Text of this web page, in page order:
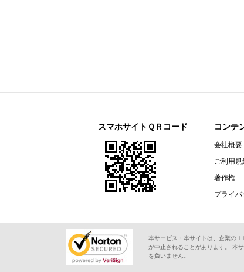
スマホサイトＱＲコード コンテ
会社概要
ご利用規
著作権
プライ
本サービス・本サイトは、企業の
が中止されることがあります。 本
を負いません。